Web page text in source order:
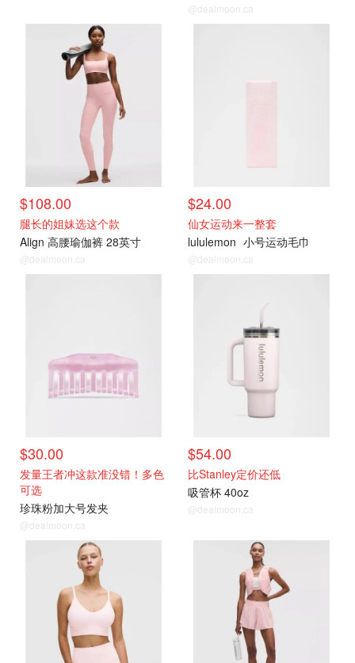
@dealmoon.ca
$108.00
腿长的姐妹选这个款
Align 高腰瑜伽裤 28英寸
@dealmoon.ca
$24.00
仙女运动来一整套
lululemon 小号运动毛巾
@dealmoon.ca
$30.00
发量王者冲这款准没错！多色
可选
珍珠粉加大号发夹
@dealmoon.ca
$54.00
比Stanley定价还低
吸管杯 40oz
@dealmoon.ca